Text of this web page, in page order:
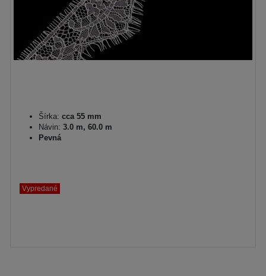
Šírka: cca 55 mm
Návin: 3.0 m, 60.0 m
Pevná
Vypredané